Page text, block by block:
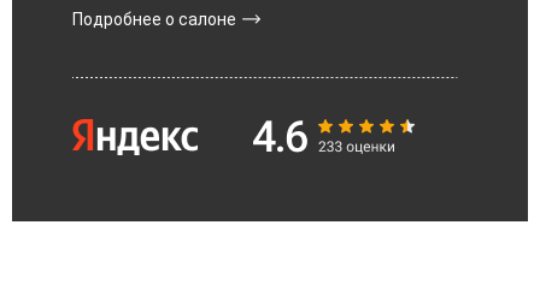
Подробнее о салоне